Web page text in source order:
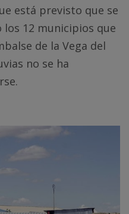
está previsto que se
12 municipios que
de la Vega del
no se ha